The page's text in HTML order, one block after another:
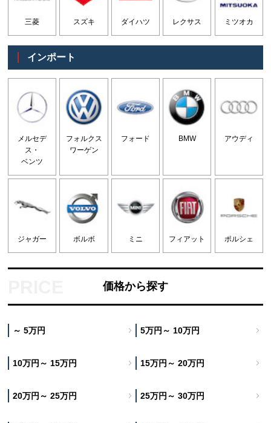
三菱 スズキ ダイハツ レクサス ミツオカ
インポート
メルセデ
ス・
ベンツ
フォルクス
ワーゲン
フォード BMW アウディ
ジャガー ボルボ ミニ フィアット ポルシェ
価格から探す
～ 5万円 5万円～ 10万円
10万円～ 15万円 15万円～ 20万円
20万円～ 25万円 25万円～ 30万円